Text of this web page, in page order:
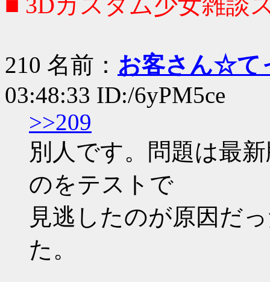
210 名前： お客さん☆て
03:48:33 ID:/6yPM5ce
>>209
別人です。問題は最
のをテストで
見逃したのが原因だ
た。